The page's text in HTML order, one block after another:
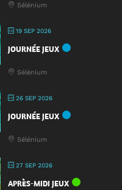
Sélénium
19 SEP 2026
JOURNÉE JEUX
Sélénium
26 SEP 2026
JOURNÉE JEUX
Sélénium
27 SEP 2026
APRÈS-MIDI JEUX